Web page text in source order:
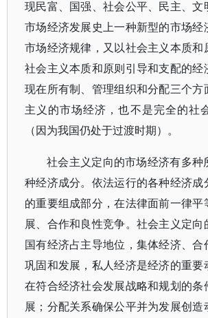
现民富、国强、社会公平、民主、文
市场经济发展史上一种新型的市场经
市场经济规律，又以社会主义本质和
社会主义本质和原则引导和支配的经
现在所有制、管理组织和分配三个方
主义的市场经济，也不是完全的社
（因为我国仍处于过渡时期）。
社会主义定向的市场经济有多种
种经济成分。依法运行的各种经济成
的重要组成部分，在法律面前一律平
展、合作和良性竞争。社会主义定向
国有经济占主导地位，集体经济、合
巩固和发展，私人经济是经济的重要
在符合经济社会发展战略和规划的条
展；分配关系确保公平并为发展创造